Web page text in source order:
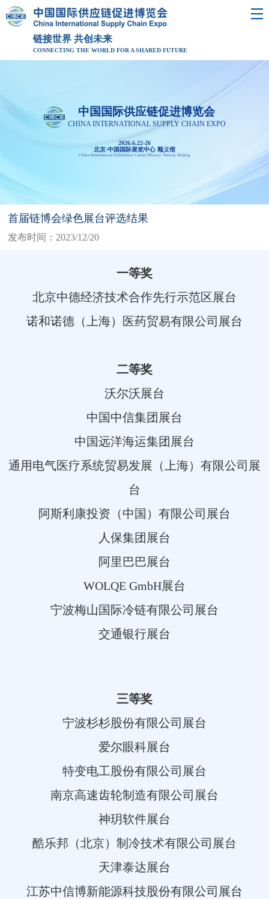
链接世界 共创未来
CONNECTING THE WORLD FOR A SHARED FUTURE
中国国际供应链促进博览会
CHINA INTERNATIONAL SUPPLY CHAIN EXPO
2026.6.22-26
北京·中国国际展览中心 顺义馆
China International Exhibition Center (Shunyi Venue), Beijing
首届链博会绿色展台评选结果
发布时间：2023/12/20
一等奖
北京中德经济技术合作先行示范区展台
诺和诺德（上海）医药贸易有限公司展台
二等奖
沃尔沃展台
中国中信集团展台
中国远洋海运集团展台
通用电气医疗系统贸易发展（上海）有限公司展
台
阿斯利康投资（中国）有限公司展台
人保集团展台
阿里巴巴展台
WOLQE GmbH展台
宁波梅山国际冷链有限公司展台
交通银行展台
三等奖
宁波杉杉股份有限公司展台
爱尔眼科展台
特变电工股份有限公司展台
南京高速齿轮制造有限公司展台
神玥软件展台
酷乐邦（北京）制冷技术有限公司展台
天津泰达展台
江苏中信博新能源科技股份有限公司展台